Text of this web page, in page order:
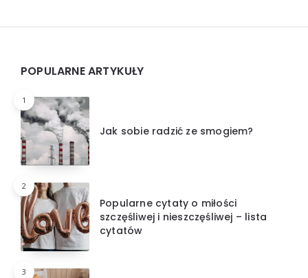
POPULARNE ARTYKUŁY
1
Jak sobie radzić ze smogiem?
2
Popularne cytaty o miłości
szczęśliwej i nieszczęśliwej – lista
cytatów
3